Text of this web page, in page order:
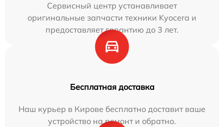
Сервисный центр устанавливает
оригинальные запчасти техники Kyocera и
предоставляет гарантию до 3 лет.
Бесплатная доставка
Наш курьер в Кирове бесплатно доставит ваше
устройство на ремонт и обратно.